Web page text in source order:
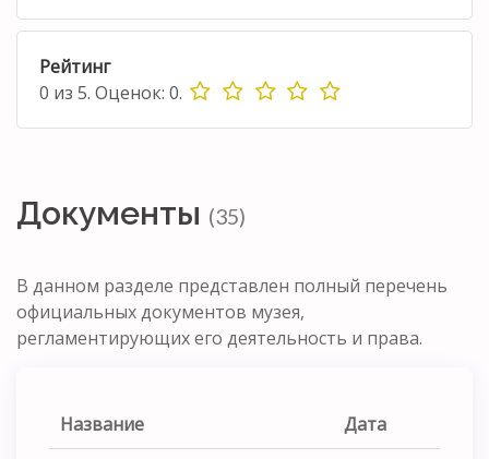
Рейтинг
0 из 5. Оценок: 0.
Документы (35)
В данном разделе представлен полный перечень
официальных документов музея,
регламентирующих его деятельность и права.
Название Дата